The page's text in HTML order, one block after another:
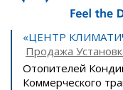
«ЦЕНТР
Продажа
Отопителей
Коммерческого